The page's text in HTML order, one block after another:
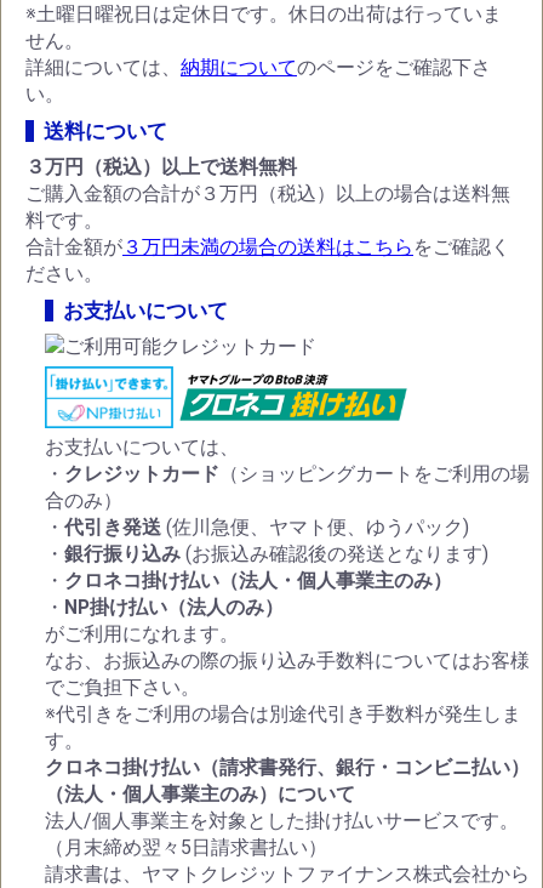
※土曜日曜祝日は定休日です。休日の出荷は行っていま
せん。
詳細については、 納期についてのページをご確認下さ
い。
送料について
３万円（税込）以上で送料無料
ご購入金額の合計が３万円（税込）以上の場合は送料無
料です。
合計金額が ３万円未満の場合の送料はこちら をご確認く
ださい。
お支払いについて
お支払いについては、
・ クレジットカード （ショッピングカートをご利用の場
合のみ）
・代引き発送 (佐川急便、ヤマト便、ゆうパック)
・銀行振り込み (お振込み確認後の発送となります)
・ クロネコ掛け払い（法人・個人事業主のみ）
・ NP掛け払い（法人のみ）
がご利用になれます。
なお、お振込みの際の振り込み手数料についてはお客様
でご負担下さい。
※代引きをご利用の場合は別途代引き手数料が発生しま
す。
クロネコ掛け払い（請求書発行、銀行・コンビニ払い）
（法人・個人事業主のみ）について
法人/個人事業主を対象とした掛け払いサービスです。
（月末締め翌々5日請求書払い）
請求書は、ヤマトクレジットファイナンス株式会社から